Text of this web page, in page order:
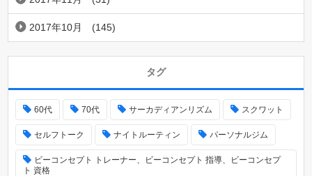
2017年10月 (145)
タグ
60代 70代 サーカディアンリズム スクワット
セルフトーク ナイトルーティン パーソナルジム
ビーコンセプト トレーナー、ビーコンセプト 指導、ビーコンセプ
ト 資格